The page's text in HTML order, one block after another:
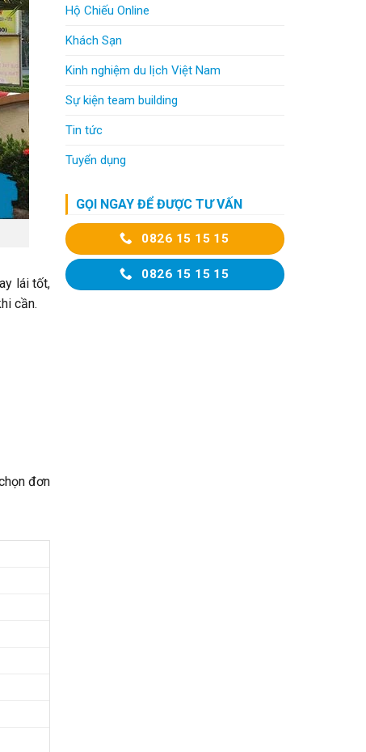
lái tốt,
cần.
đơn
Hộ Chiếu Online
Khách Sạn
Kinh nghiệm du lịch Việt Nam
Sự kiện team building
Tin tức
Tuyển dụng
GỌI NGAY ĐỂ ĐƯỢC TƯ VẤN
0826 15 15 15
0826 15 15 15